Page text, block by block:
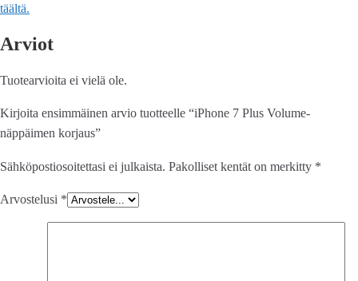
täältä.
Arviot
Tuotearvioita ei vielä ole.
Kirjoita ensimmäinen arvio tuotteelle “iPhone 7 Plus Volume-
näppäimen korjaus”
Sähköpostiosoitettasi ei julkaista. Pakolliset kentät on merkitty *
Arvostelusi *